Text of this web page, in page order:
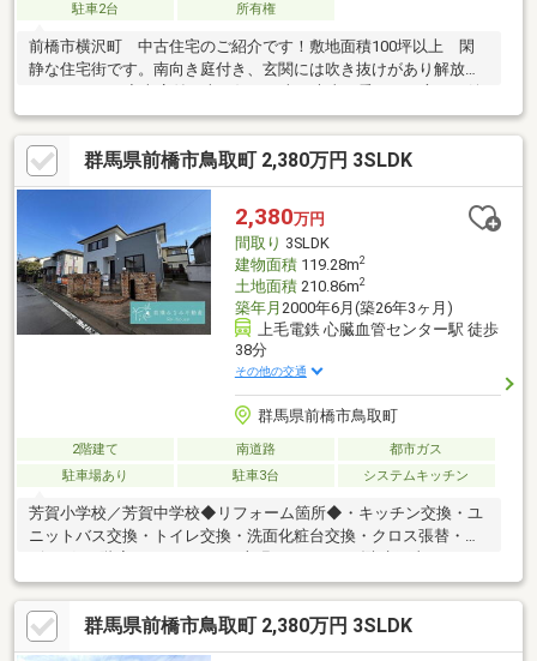
駐車2台
所有権
前橋市横沢町 中古住宅のご紹介です！敷地面積100坪以上 閑
静な住宅街です。南向き庭付き、玄関には吹き抜けがあり解放感
しいですね☆◇車で15分圏内に運動公園、ゴルフ場趣味や運動な
どにもおすすめです。周辺施設・セブン-イレブン 前橋横沢町店
約1，900m・ベイシア前橋おおごモール 約2，500m・クスリの
アオキ横沢店 約2，400m□■当店物件情報をご覧いただきありが
とうございます■□お客様駐車場、キッズルーム完備。ご家族連れ
でもお気軽にご来店ください。
群馬県前橋市鳥取町 2,380万円 3SLDK
2,380万円
間取り 3SLDK
建物面積119.28m2
土地面積210.86m2
築年月 2000年6月(築26年3ヶ月)
上毛電鉄 心臓血管センター駅 徒歩
38分
その他の交通
群馬県前橋市鳥取町
2階建て 南道路
都市ガス
駐車場あり
駐車3台 システムキッチン
芳賀小学校／芳賀中学校◆リフォーム箇所◆・キッチン交換・ユ
ニットバス交換・トイレ交換・洗面化粧台交換・クロス張替・リ
ビング、1階廊下フロアタイル上張り・ベランダ防水工事・シロア
リ防蟻処理・庭木伐採・ハウスクリーニング【前橋みなみ不動産
に問い合わせるメリット】・女性目線・男性目線どちらもの意見
を反映しやすい・担当者が転勤や転職で変わってしまう心配なし
◎・少数精鋭だから個人情報が多くの人に知られる心配なし◎・
群馬県前橋市鳥取町 2,380万円 3SLDK